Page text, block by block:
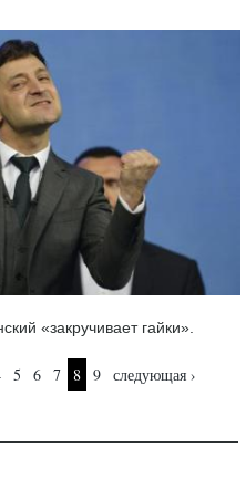
«закручивает гайки».
5 6 7 8 9
следующая ›